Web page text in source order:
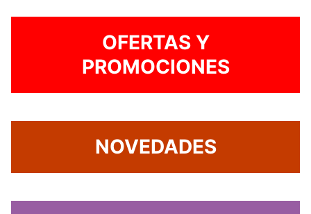
OFERTAS Y
PROMOCIONES
NOVEDADES